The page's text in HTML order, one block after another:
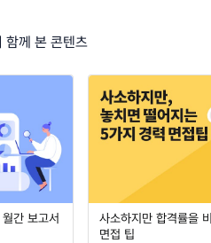
함께 본 콘텐츠
간 보고서
사소하지만 합격률을
면접 팁